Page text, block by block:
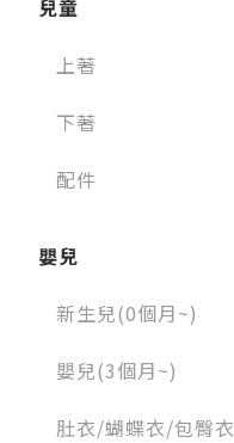
兒童
上著
下著
配件
嬰兒
新生兒(0個月~)
嬰兒(3個月~)
肚衣/蝴蝶衣/包臀衣